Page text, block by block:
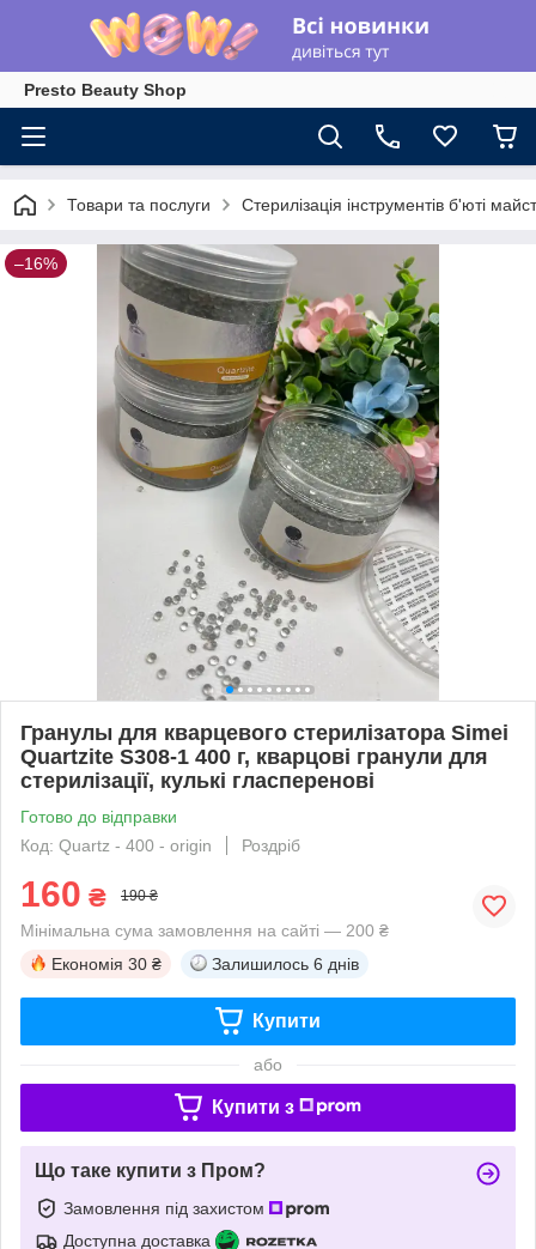
Presto Beauty Shop
Товари та послуги Стерилізація інструментів б'юті
–16%
Гранулы для кварцевого стерилізатора Simei
Quartzite S308-1 400 г, кварцові гранули для
стерилізації, кулькі гласперенові
Готово до відправки
Код: Quartz - 400 - origin
Роздріб
160 ₴ 190 ₴
Мінімальна сума замовлення на сайті — 200 ₴
Економія 30 ₴ Залишилось 6 днів
Купити
або
Купити з
Що таке купити з Пром?
Замовлення під захистом
Доступна доставка